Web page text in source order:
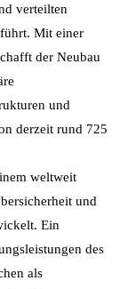
verteilten
Mit einer
der Neubau
und
derzeit rund 725
weltweit
und
Ein
des
als